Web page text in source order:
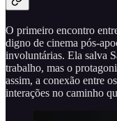
O primeiro encontro
digno de cinema pós-
involuntárias. Ela salva
trabalho, mas o
assim, a conexão entre
interações no caminho